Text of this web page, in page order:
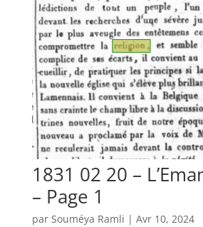
1831 02 20 –
– Page 1
par Souméya Ramli | Avr 10, 2024